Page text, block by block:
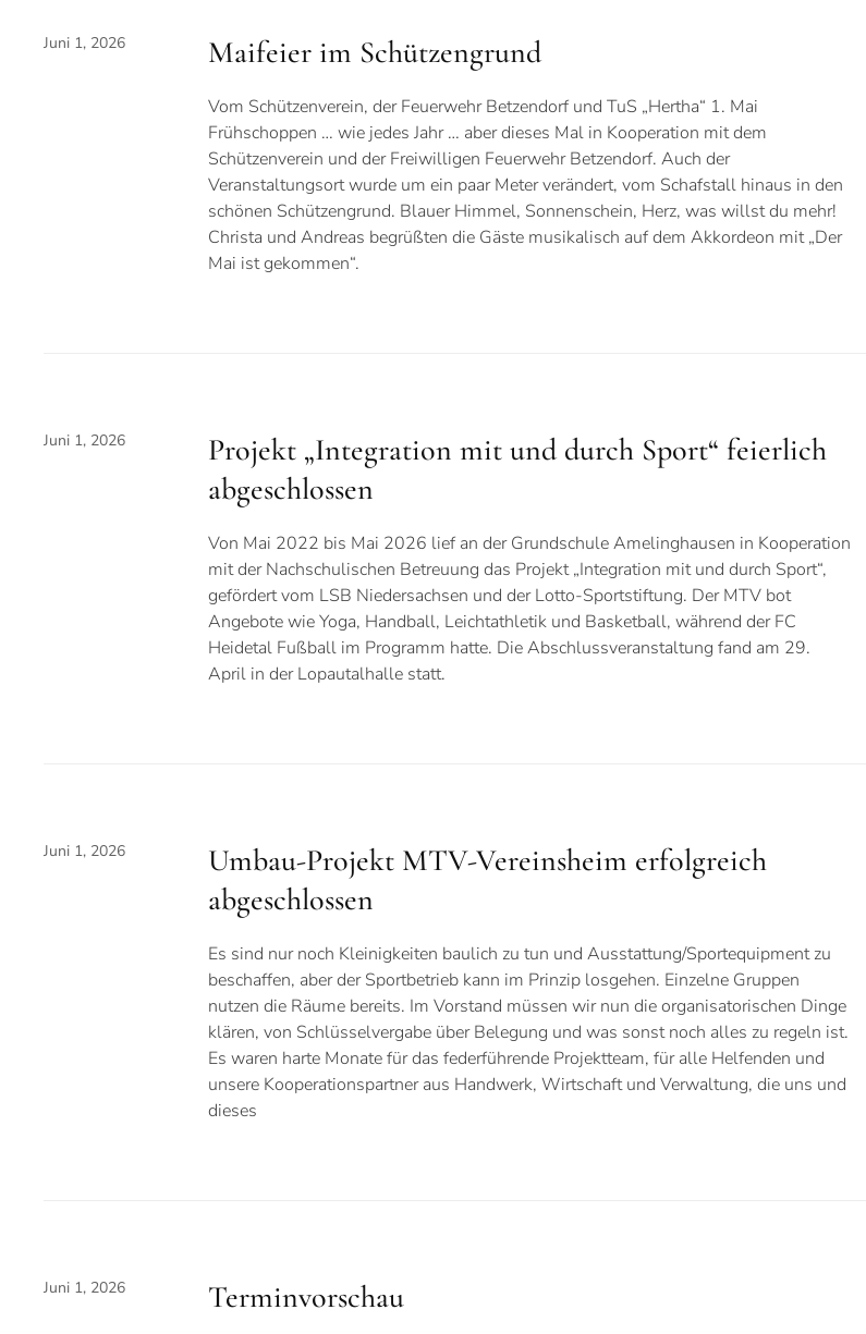
Juni 1, 2026 Maifeier im Schützengrund
Vom Schützenverein, der Feuerwehr Betzendorf und TuS „Hertha“ 1. Mai
Frühschoppen … wie jedes Jahr … aber dieses Mal in Kooperation mit dem
Schützenverein und der Freiwilligen Feuerwehr Betzendorf. Auch der
Veranstaltungsort wurde um ein paar Meter verändert, vom Schafstall hinaus in den
schönen Schützengrund. Blauer Himmel, Sonnenschein, Herz, was willst du mehr!
Christa und Andreas begrüßten die Gäste musikalisch auf dem Akkordeon mit „Der
Mai ist gekommen“.
Juni 1, 2026
Projekt „Integration mit und durch Sport“ feierlich
abgeschlossen
Von Mai 2022 bis Mai 2026 lief an der Grundschule Amelinghausen in Kooperation
mit der Nachschulischen Betreuung das Projekt „Integration mit und durch Sport“,
gefördert vom LSB Niedersachsen und der Lotto-Sportstiftung. Der MTV bot
Angebote wie Yoga, Handball, Leichtathletik und Basketball, während der FC
Heidetal Fußball im Programm hatte. Die Abschlussveranstaltung fand am 29.
April in der Lopautalhalle statt.
Juni 1, 2026
Umbau-Projekt MTV-Vereinsheim erfolgreich
abgeschlossen
Es sind nur noch Kleinigkeiten baulich zu tun und Ausstattung/Sportequipment zu
beschaffen, aber der Sportbetrieb kann im Prinzip losgehen. Einzelne Gruppen
nutzen die Räume bereits. Im Vorstand müssen wir nun die organisatorischen Dinge
klären, von Schlüsselvergabe über Belegung und was sonst noch alles zu regeln ist.
Es waren harte Monate für das federführende Projektteam, für alle Helfenden und
unsere Kooperationspartner aus Handwerk, Wirtschaft und Verwaltung, die uns und
dieses
Juni 1, 2026 Terminvorschau